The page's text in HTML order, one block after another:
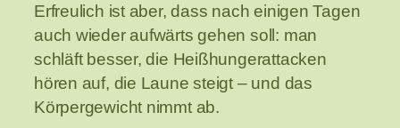
Erfreulich ist aber, dass nach einigen Tagen
auch wieder aufwärts gehen soll: man
schläft besser, die Heißhungerattacken
hören auf, die Laune steigt – und das
Körpergewicht nimmt ab.